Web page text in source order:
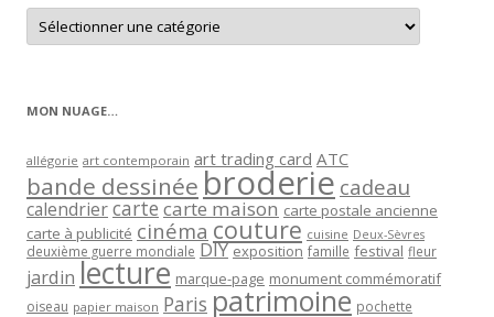
Retrouver
les
articles
MON NUAGE…
allégorie art contemporain art trading card ATC
bande dessinée broderie cadeau
calendriercartecarte maison carte postale ancienne
carte à publicité cinéma couture cuisine Deux-Sèvres
deuxième guerre mondiale DIY exposition famille festival fleur
jardin lecture marque-page monument commémoratif
oiseau papier maison Paris patrimoine pochette